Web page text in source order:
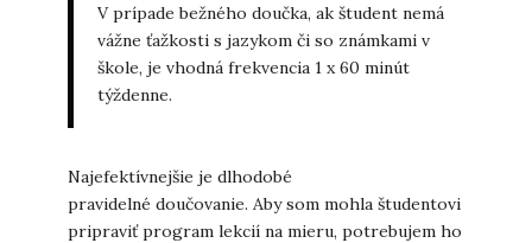
V prípade bežného doučka, ak študent nemá
vážne ťažkosti s jazykom či so známkami v
škole, je vhodná frekvencia 1 x 60 minút
týždenne.
Najefektívnejšie je dlhodobé
pravidelné doučovanie. Aby som mohla študentovi
pripraviť program lekcií na mieru, potrebujem ho